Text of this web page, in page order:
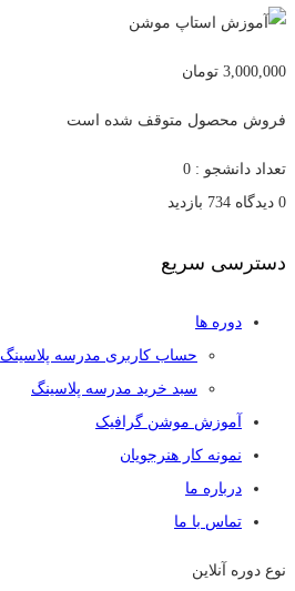
3,000,000 تومان
فروش محصول متوقف شده است
تعداد دانشجو : 0
0 دیدگاه
734 بازدید
دسترسی سریع
دوره ها
حساب کاربری مدرسه پلاسینگ
سبد خرید مدرسه پلاسینگ
آموزش موشن گرافیک
نمونه کار هنرجویان
درباره ما
تماس با ما
نوع دوره آنلاین